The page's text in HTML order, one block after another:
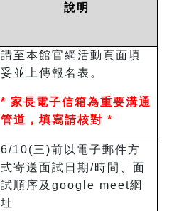
說明
請至本館官網活動頁面填
妥並上傳報名表。
* 家長電子信箱為重要溝通
管道，填寫請核對 *
6/10(三)前以電子郵件方
式寄送面試日期/時間、面
試順序及google meet網
址